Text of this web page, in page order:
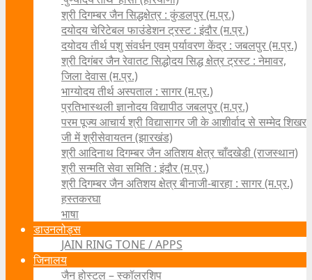
श्री दिगम्बर जैन सिद्धक्षेत्र : कुंडलपुर (म.प्र.)
दयोदय चेरिटेबल फाउंडेशन ट्रस्ट : इंदौर (म.प्र.)
दयोदय तीर्थ पशु संवर्धन एवम्‌ पर्यावरण केंद्र : जबलपुर (म.प्र.)
श्री दिगंबर जैन रेवातट सिद्धोदय सिद्ध क्षेत्र ट्रस्ट : नेमावर,
जिला देवास (म.प्र.)
भाग्योदय तीर्थ अस्पताल : सागर (म.प्र.)
प्रतिभास्थली ज्ञानोदय विद्यापीठ जबलपुर (म.प्र.)
परम पूज्य आचार्य श्री विद्यासागर जी के आशीर्वाद से सम्मेद शिखर
जी में श्रीसेवायतन (झारखंड)
श्री आदिनाथ दिगम्बर जैन अतिशय क्षेत्र चाँदखेडी (राजस्थान)
श्री सन्मति सेवा समिति : इंदौर (म.प्र.)
श्री दिगम्बर जैन अतिशय क्षेत्र बीनाजी-बारहा : सागर (म.प्र.)
हस्तकरघा
भाषा
डाउनलोड्स
JAIN RING TONE / APPS
जिनालय
जैन होस्टल – स्कॉलरशिप